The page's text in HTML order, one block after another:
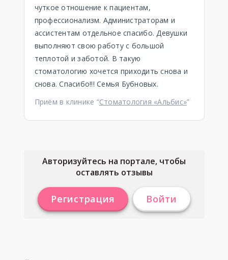
чуткое отношение к пациентам,
профессионализм. Администраторам и
ассистентам отдельное спасибо. Девушки
выполняют свою работу с большой
теплотой и заботой. В такую
стоматологию хочется приходить снова и
снова. Спасибо!!! Семья Бубновых.
Приём в клинике “Стоматология «Альбис»”
Авторизуйтесь на портале, чтобы
оставлять отзывы
Регистрация Войти